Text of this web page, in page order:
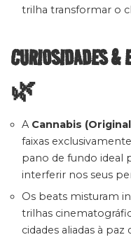
trilha transformar o
CURIOSIDADES &
🌿
A Cannabis
faixas
pano de fundo ideal
interferir nos seus
Os beats misturam
trilhas
cidades aliadas à